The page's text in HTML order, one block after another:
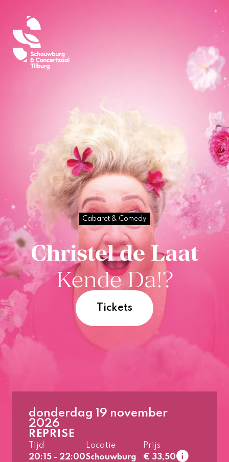
Cabaret & Comedy
Christel de Laat
Kende Da!?
Tickets
donderdag 19 november
2026
REPRISE
Tijd
20:15 - 22:00
Locatie
Schouwburg
Prijs
€ 33,50
normaal
2e rang